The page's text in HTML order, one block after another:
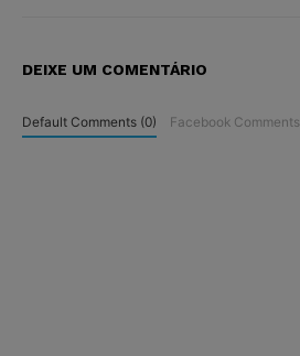
DEIXE UM COMENTÁRIO
Default Comments (0) Facebook Comments